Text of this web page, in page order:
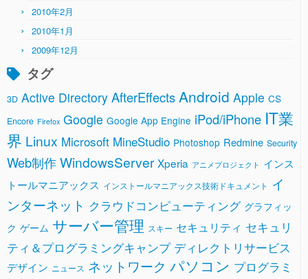
2010年2月
2010年1月
2009年12月
タグ
3D Active Directory AfterEffectsAndroid Apple CS
Encore Firefox Google Google App Engine iPod/iPhone IT業
界 Linux Microsoft MineStudio Photoshop Redmine Security
Web制作WindowsServer Xperia アニメプロジェクト インス
トールマニアックス インストールマニアックス技術ドキュメント イ
ンターネット クラウドコンピューティング グラフィッ
ク ゲーム サーバー管理 スキー セキュリティ セキュリ
ティ＆プログラミングキャンプ ディレクトリサービス
デザイン ニュース ネットワーク パソコン プログラミ